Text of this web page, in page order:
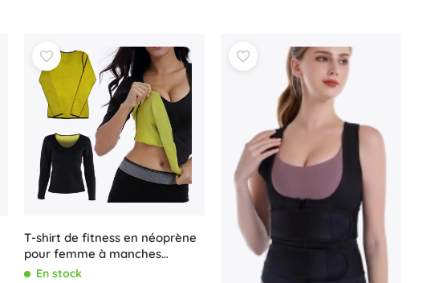
T-shirt de fitness en néoprène
pour femme à manches
longues – XL
En stock